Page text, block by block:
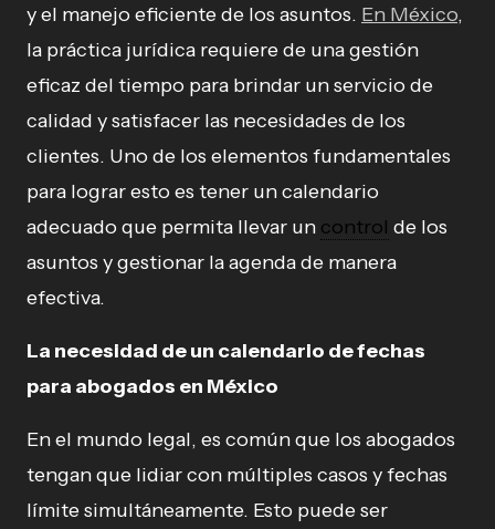
y el manejo eficiente de los asuntos. En México,
la práctica jurídica requiere de una gestión
eficaz del tiempo para brindar un servicio de
calidad y satisfacer las necesidades de los
clientes. Uno de los elementos fundamentales
para lograr esto es tener un calendario
adecuado que permita llevar un control de los
asuntos y gestionar la agenda de manera
efectiva.
La necesidad de un calendario de fechas
para abogados en México
En el mundo legal, es común que los abogados
tengan que lidiar con múltiples casos y fechas
límite simultáneamente. Esto puede ser